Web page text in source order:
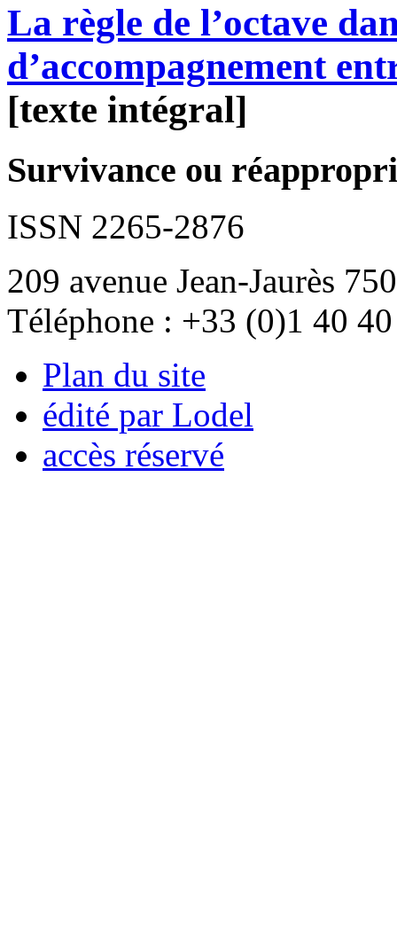
La règle de l’octave
d’accompagnement
[texte intégral]
Survivance ou
ISSN 2265-2876
209 avenue Jean-Jaurès
Téléphone : +33 (0)1 40
Plan du site
édité par Lodel
accès réservé